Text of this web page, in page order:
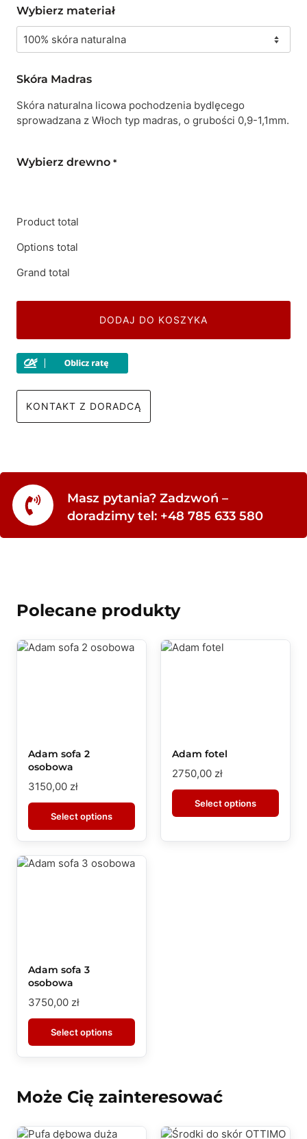
Wybierz materiał
Skóra Madras
Skóra naturalna licowa pochodzenia bydlęcego
sprowadzana z Włoch typ madras, o grubości 0,9-1,1mm.
Wybierz drewno *
Product total
Options total
Grand total
DODAJ DO KOSZYKA
KONTAKT Z DORADCĄ
Masz pytania? Zadzwoń –
doradzimy tel: +48 785 633 580
Polecane produkty
Adam sofa 2
osobowa
3150,00 zł
Select options
Adam fotel
2750,00 zł
Select options
Adam sofa 3
osobowa
3750,00 zł
Select options
Może Cię zainteresować